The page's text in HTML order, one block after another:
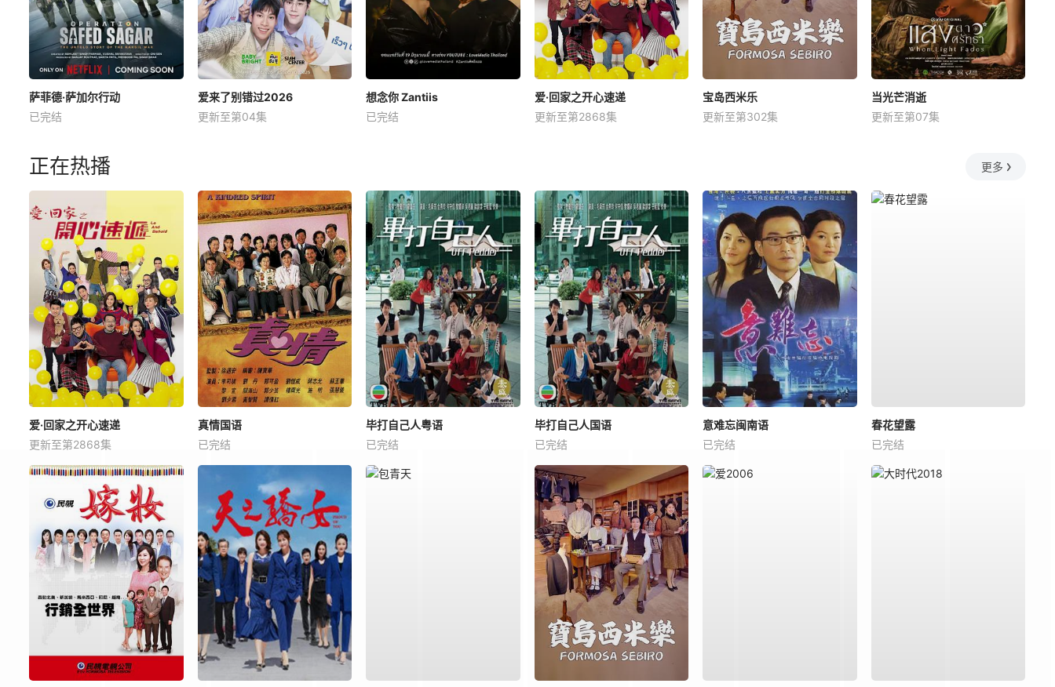
萨菲德·萨加尔行动
已完结
爱来了别错过2026
更新至第04集
想念你 Zantiis
已完结
爱·回家之开心速递
更新至第2868集
宝岛西米乐
更新至第302集
当光芒消逝
更新至第07集
正在热播 更多
爱·回家之开心速递
更新至第2868集
真情国语
已完结
毕打自己人粤语
已完结
毕打自己人国语
已完结
意难忘闽南语
已完结
春花望露
已完结